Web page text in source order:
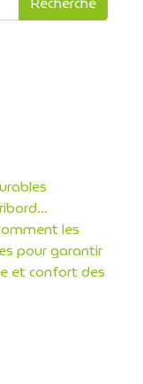
les
pour garantir
et confort des